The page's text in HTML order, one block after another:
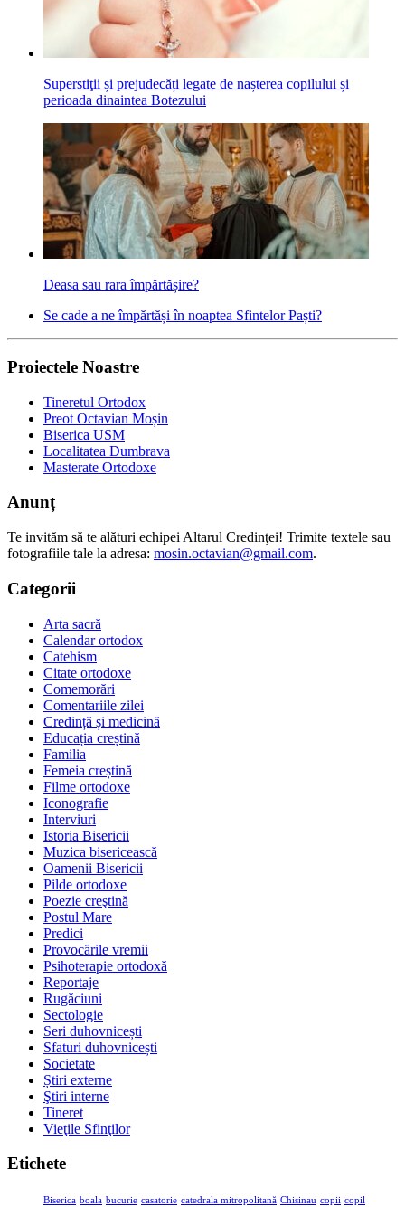
Superstiţii și prejudecăți legate de nașterea copilului și
perioada dinaintea Botezului
Deasa sau rara îm­părtășire?
Se cade a ne împărtăși în noaptea Sfintelor Paști?
Proiectele Noastre
Tineretul Ortodox
Preot Octavian Moșin
Biserica USM
Localitatea Dumbrava
Masterate Ortodoxe
Anunț
Te invităm să te alături echipei Altarul Credinţei! Trimite textele sau
fotografiile tale la adresa: mosin.octavian@gmail.com.
Categorii
Arta sacră
Calendar ortodox
Catehism
Citate ortodoxe
Comemorări
Comentariile zilei
Credință și medicină
Educația creștină
Familia
Femeia creștină
Filme ortodoxe
Iconografie
Interviuri
Istoria Bisericii
Muzica bisericească
Oamenii Bisericii
Pilde ortodoxe
Poezie creştină
Postul Mare
Predici
Provocările vremii
Psihoterapie ortodoxă
Reportaje
Rugăciuni
Sectologie
Seri duhovnicești
Sfaturi duhovnicești
Societate
Știri externe
Ştiri interne
Tineret
Vieţile Sfinţilor
Etichete
Biserica boala bucurie casatorie catedrala mitropolitană Chisinau copii copil